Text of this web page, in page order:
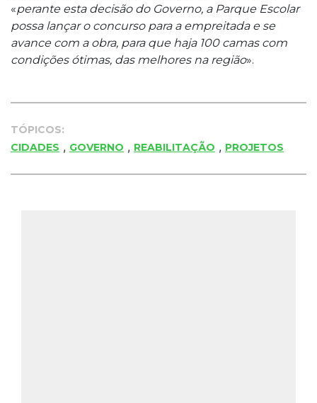
«perante esta decisão do Governo, a Parque Escolar
possa lançar o concurso para a empreitada e se
avance com a obra, para que haja 100 camas com
condições ótimas, das melhores na região».
TÓPICOS:
CIDADES , GOVERNO , REABILITAÇÃO , PROJETOS